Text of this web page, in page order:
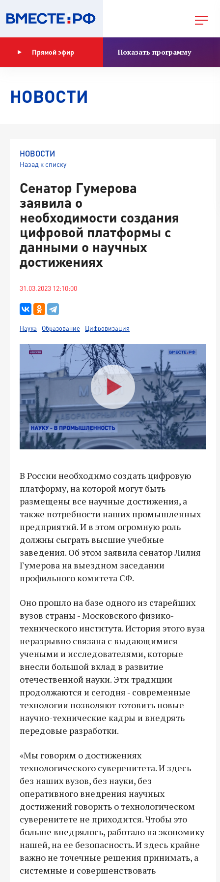
Прямой эфир Показать программу
НОВОСТИ
НОВОСТИ
Назад к списку
Сенатор Гумерова
заявила о
необходимости создания
цифровой платформы с
данными о научных
достижениях
31.03.2023 12:10:00
Наука Образование Цифровизация
В России необходимо создать цифровую
платформу, на которой могут быть
размещены все научные достижения, а
также потребности наших промышленных
предприятий. И в этом огромную роль
должны сыграть высшие учебные
заведения. Об этом заявила сенатор Лилия
Гумерова на выездном заседании
профильного комитета СФ.
Оно прошло на базе одного из старейших
вузов страны - Московского физико-
технического института. История этого вуза
неразрывно связана с выдающимися
учеными и исследователями, которые
внесли большой вклад в развитие
отечественной науки. Эти традиции
продолжаются и сегодня - современные
технологии позволяют готовить новые
научно-технические кадры и внедрять
передовые разработки.
«Мы говорим о достижениях
технологического суверенитета. И здесь
без наших вузов, без науки, без
оперативного внедрения научных
достижений говорить о технологическом
суверенитете не приходится. Чтобы это
больше внедрялось, работало на экономику
нашей, на ее безопасность. И здесь крайне
важно не точечные решения принимать, а
системные и совершенствовать